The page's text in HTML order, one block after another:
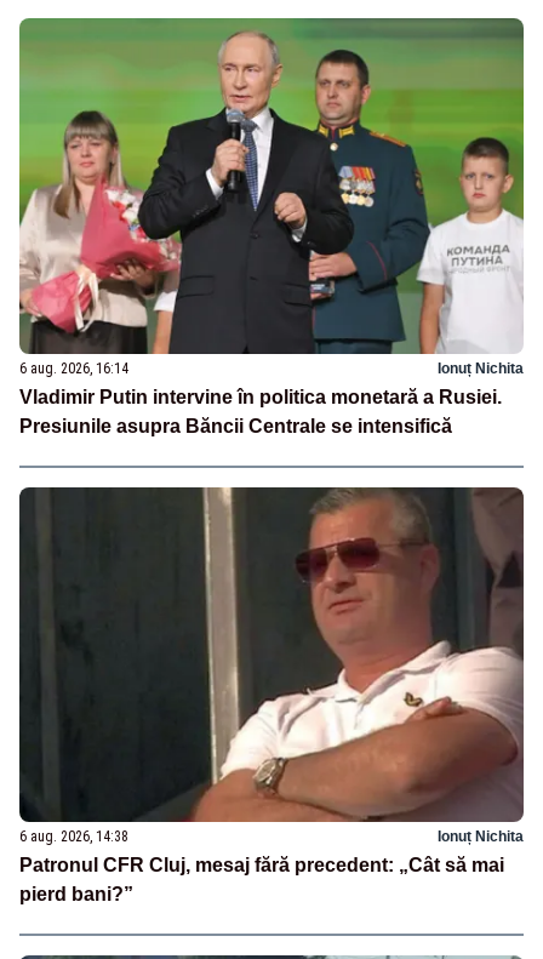
6 aug. 2026, 16:14 Ionuț Nichita
Vladimir Putin intervine în politica monetară a Rusiei.
Presiunile asupra Băncii Centrale se intensifică
6 aug. 2026, 14:38 Ionuț Nichita
Patronul CFR Cluj, mesaj fără precedent: „Cât să mai
pierd bani?”